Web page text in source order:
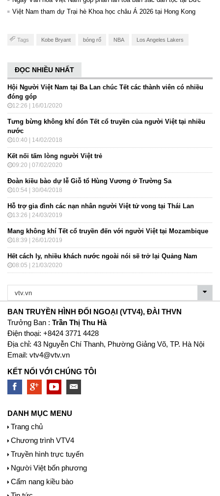
Việt Nam tham dự Trại hè Khoa học châu Á 2026 tại Hong Kong
Tags Kobe Bryant bóng rổ NBA Los Angeles Lakers
ĐỌC NHIỀU NHẤT
Hội Người Việt Nam tại Ba Lan chúc Tết các thành viên có nhiều
đóng góp
12:26 | 16/01/2020
Tưng bừng không khí đón Tết cổ truyền của người Việt tại nhiều
nước
10:40 | 14/02/2018
Kết nối tấm lòng người Việt trẻ
09:20 | 07/02/2020
Đoàn kiều bào dự lễ Giỗ tổ Hùng Vương ở Trường Sa
10:54 | 30/04/2018
Hỗ trợ gia đình các nạn nhân người Việt tử vong tại Thái Lan
13:26 | 24/03/2019
Mang không khí Tết cổ truyền đến với người Việt tại Mozambique
18:39 | 26/01/2019
Hết cách ly, nhiều khách nước ngoài nói sẽ trở lại Quảng Nam
08:05 | 21/03/2020
BAN TRUYỀN HÌNH ĐỐI NGOẠI (VTV4), ĐÀI THVN
Trưởng Ban : Trần Thị Thu Hà
Ðiện thoại: +8424 3771 4428
Địa chỉ: 43 Nguyễn Chí Thanh, Phường Giảng Võ, TP. Hà Nội
Email: vtv4@vtv.vn
KẾT NỐI VỚI CHÚNG TÔI
DANH MỤC MENU
Trang chủ
Chương trình VTV4
Truyền hình trực tuyến
Người Việt bốn phương
Cẩm nang kiều bào